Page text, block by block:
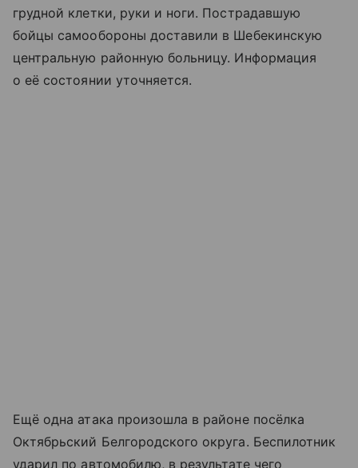
грудной клетки, руки и ноги. Пострадавшую
бойцы самообороны доставили в Шебекинскую
центральную районную больницу. Информация
о её состоянии уточняется.
Ещё одна атака произошла в районе посёлка
Октябрьский Белгородского округа. Беспилотник
ударил по автомобилю, в результате чего